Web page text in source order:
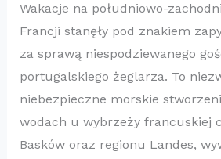
Wakacje na południowo-
Francji stanęły pod znakiem
za sprawą niespodziewanego
portugalskiego żeglarza. To
niebezpieczne morskie
wodach u wybrzeży francuskiej
Basków oraz regionu Landes,